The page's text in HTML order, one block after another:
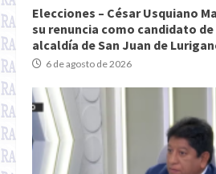
Elecciones – César Usquiano
su renuncia como candidato de
alcaldía de San Juan de
6 de agosto de 2026